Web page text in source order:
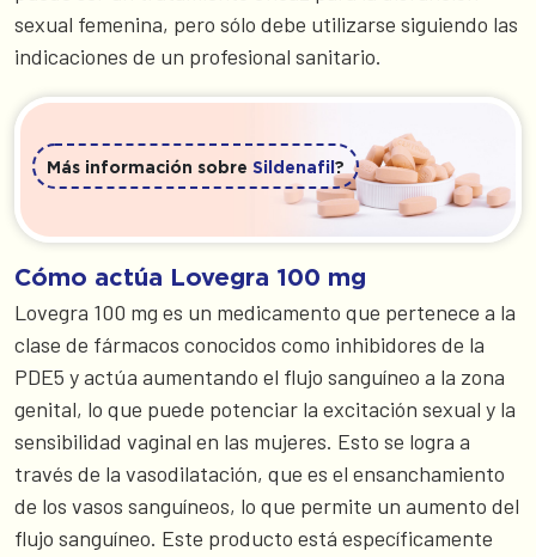
sexual femenina, pero sólo debe utilizarse siguiendo las
indicaciones de un profesional sanitario.
Más información sobre Sildenafil ?
Cómo actúa Lovegra 100 mg
Lovegra 100 mg es un medicamento que pertenece a la
clase de fármacos conocidos como inhibidores de la
PDE5 y actúa aumentando el flujo sanguíneo a la zona
genital, lo que puede potenciar la excitación sexual y la
sensibilidad vaginal en las mujeres. Esto se logra a
través de la vasodilatación, que es el ensanchamiento
de los vasos sanguíneos, lo que permite un aumento del
flujo sanguíneo. Este producto está específicamente